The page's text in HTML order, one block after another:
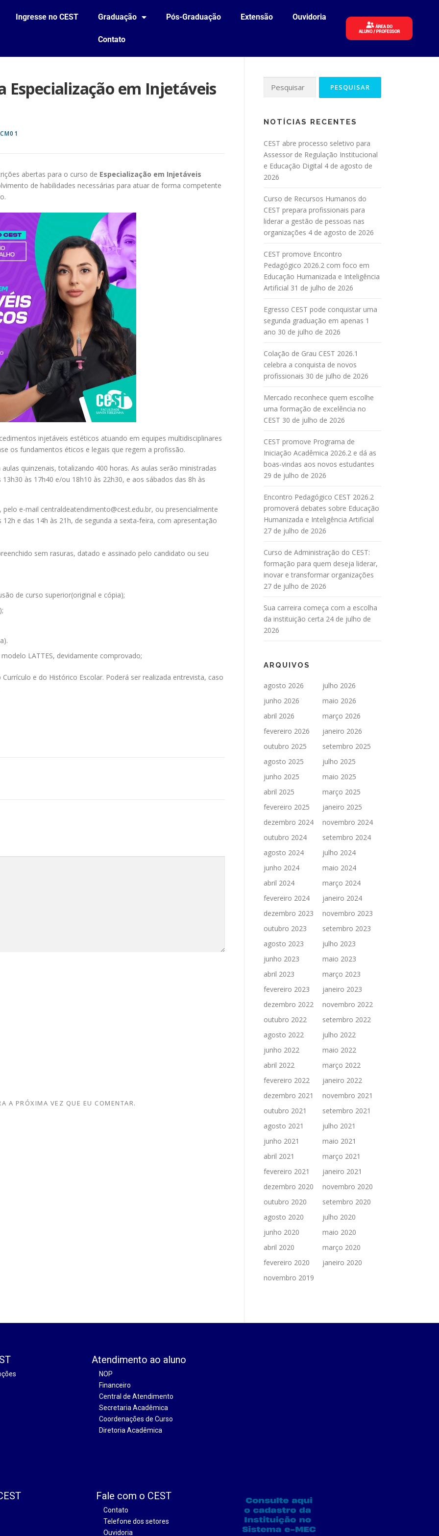
Ingresse no CEST Graduação Pós-Graduação Extensão Ouvidoria
Contato
Especialização em Injetáveis
abertas para o curso de Especialização em Injetáveis
de habilidades necessárias para atuar de forma competente
injetáveis estéticos atuando em equipes multidisciplinares
os fundamentos éticos e legais que regem a profissão.
quinzenais, totalizando 400 horas. As aulas serão ministradas
às 17h40 e/ou 18h10 às 22h30, e aos sábados das 8h às
e-mail centraldeatendimento@cest.edu.br, ou presencialmente
e das 14h às 21h, de segunda a sexta-feira, com apresentação
sem rasuras, datado e assinado pelo candidato ou seu
de curso superior(original e cópia);
LATTES, devidamente comprovado;
e do Histórico Escolar. Poderá ser realizada entrevista, caso
A PRÓXIMA VEZ QUE EU COMENTAR.
NOTÍCIAS RECENTES
CEST abre processo seletivo para
Assessor de Regulação Institucional
e Educação Digital 4 de agosto de
2026
Curso de Recursos Humanos do
CEST prepara profissionais para
liderar a gestão de pessoas nas
organizações 4 de agosto de 2026
CEST promove Encontro
Pedagógico 2026.2 com foco em
Educação Humanizada e Inteligência
Artificial 31 de julho de 2026
Egresso CEST pode conquistar uma
segunda graduação em apenas 1
ano 30 de julho de 2026
Colação de Grau CEST 2026.1
celebra a conquista de novos
profissionais 30 de julho de 2026
Mercado reconhece quem escolhe
uma formação de excelência no
CEST 30 de julho de 2026
CEST promove Programa de
Iniciação Acadêmica 2026.2 e dá as
boas-vindas aos novos estudantes
29 de julho de 2026
Encontro Pedagógico CEST 2026.2
promoverá debates sobre Educação
Humanizada e Inteligência Artificial
27 de julho de 2026
Curso de Administração do CEST:
formação para quem deseja liderar,
inovar e transformar organizações
27 de julho de 2026
Sua carreira começa com a escolha
da instituição certa 24 de julho de
2026
ARQUIVOS
agosto 2026
julho 2026
junho 2026
maio 2026
abril 2026
março 2026
fevereiro 2026
janeiro 2026
outubro 2025
setembro 2025
agosto 2025
julho 2025
junho 2025
maio 2025
abril 2025
março 2025
fevereiro 2025
janeiro 2025
dezembro 2024
novembro 2024
outubro 2024
setembro 2024
agosto 2024
julho 2024
junho 2024
maio 2024
abril 2024
março 2024
fevereiro 2024
janeiro 2024
dezembro 2023
novembro 2023
outubro 2023
setembro 2023
agosto 2023
julho 2023
junho 2023
maio 2023
abril 2023
março 2023
fevereiro 2023
janeiro 2023
dezembro 2022
novembro 2022
outubro 2022
setembro 2022
agosto 2022
julho 2022
junho 2022
maio 2022
abril 2022
março 2022
fevereiro 2022
janeiro 2022
dezembro 2021
novembro 2021
outubro 2021
setembro 2021
agosto 2021
julho 2021
junho 2021
maio 2021
abril 2021
março 2021
fevereiro 2021
janeiro 2021
dezembro 2020
novembro 2020
outubro 2020
setembro 2020
agosto 2020
julho 2020
junho 2020
maio 2020
abril 2020
março 2020
fevereiro 2020
janeiro 2020
novembro 2019
Atendimento ao aluno
NOP
Financeiro
Central de Atendimento
Secretaria Acadêmica
Coordenações de Curso
Diretoria Acadêmica
Fale com o CEST
Contato
Telefone dos setores
Ouvidoria